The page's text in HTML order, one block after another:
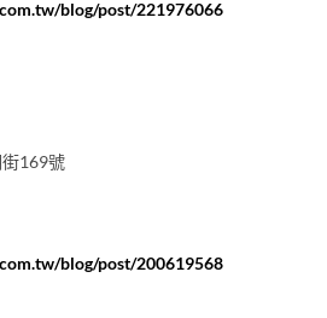
blog/post/221976066
169號
blog/post/200619568